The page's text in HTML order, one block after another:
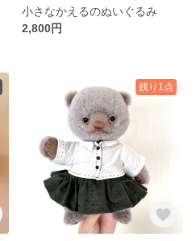
小さなかえるのぬいぐるみ
2,800円
残り1点